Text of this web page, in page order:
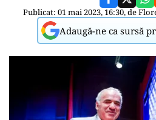
Publicat: 01 mai 2023, 16:30, de
Adaugă-ne ca sursă